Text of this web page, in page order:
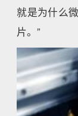
就是为什么
片。”